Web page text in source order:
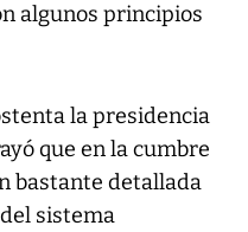
algunos principios
la presidencia
que en la cumbre
bastante detallada
sistema